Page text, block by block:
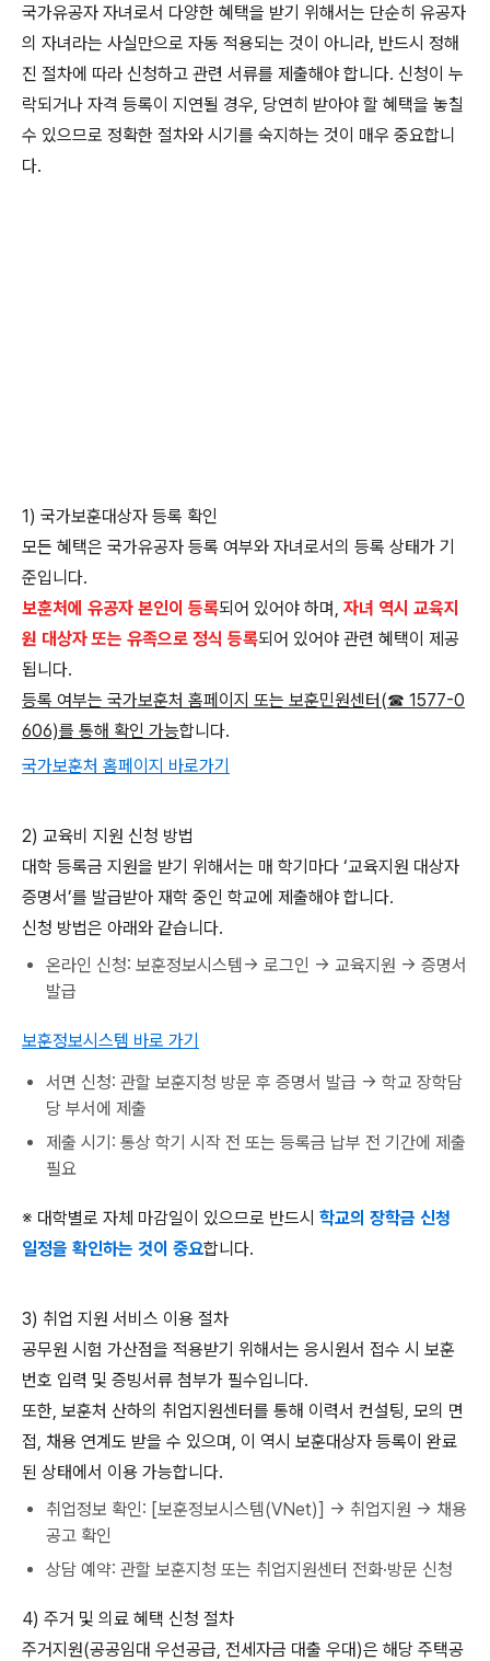
국가유공자 자녀로서 다양한 혜택을 받기 위해서는 단순히 유공자
의 자녀라는 사실만으로 자동 적용되는 것이 아니라, 반드시 정해
진 절차에 따라 신청하고 관련 서류를 제출해야 합니다. 신청이 누
락되거나 자격 등록이 지연될 경우, 당연히 받아야 할 혜택을 놓칠
수 있으므로 정확한 절차와 시기를 숙지하는 것이 매우 중요합니
다.
1) 국가보훈대상자 등록 확인
모든 혜택은 국가유공자 등록 여부와 자녀로서의 등록 상태가 기
준입니다.
보훈처에 유공자 본인이 등록되어 있어야 하며, 자녀 역시 교육지
원 대상자 또는 유족으로 정식 등록되어 있어야 관련 혜택이 제공
됩니다.
등록 여부는 국가보훈처 홈페이지 또는 보훈민원센터(☎ 1577-0
606)를 통해 확인 가능합니다.
국가보훈처 홈페이지 바로가기
2) 교육비 지원 신청 방법
대학 등록금 지원을 받기 위해서는 매 학기마다 ‘교육지원 대상자
증명서’를 발급받아 재학 중인 학교에 제출해야 합니다.
신청 방법은 아래와 같습니다.
온라인 신청: 보훈정보시스템→ 로그인 → 교육지원 → 증명서
발급
보훈정보시스템 바로 가기
서면 신청: 관할 보훈지청 방문 후 증명서 발급 → 학교 장학담
당 부서에 제출
제출 시기: 통상 학기 시작 전 또는 등록금 납부 전 기간에 제출
필요
※ 대학별로 자체 마감일이 있으므로 반드시 학교의 장학금 신청
일정을 확인하는 것이 중요합니다.
3) 취업 지원 서비스 이용 절차
공무원 시험 가산점을 적용받기 위해서는 응시원서 접수 시 보훈
번호 입력 및 증빙서류 첨부가 필수입니다.
또한, 보훈처 산하의 취업지원센터를 통해 이력서 컨설팅, 모의 면
접, 채용 연계도 받을 수 있으며, 이 역시 보훈대상자 등록이 완료
된 상태에서 이용 가능합니다.
취업정보 확인: [보훈정보시스템(VNet)] → 취업지원 → 채용
공고 확인
상담 예약: 관할 보훈지청 또는 취업지원센터 전화·방문 신청
4) 주거 및 의료 혜택 신청 절차
주거지원(공공임대 우선공급, 전세자금 대출 우대)은 해당 주택공